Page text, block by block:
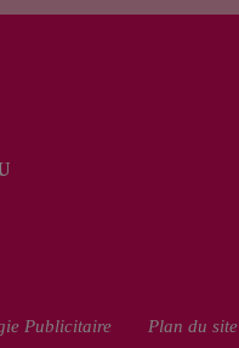
bande
À cette
Publicitaire Plan du site